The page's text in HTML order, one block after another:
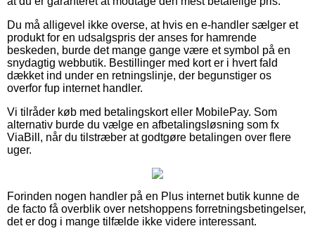
Du må alligevel ikke overse, at hvis en e-handler sælger et
produkt for en udsalgspris der anses for hamrende
beskeden, burde det mange gange være et symbol på en
snydagtig webbutik. Bestillinger med kort er i hvert fald
dækket ind under en retningslinje, der begunstiger os
overfor fup internet handler.
Vi tilråder køb med betalingskort eller MobilePay. Som
alternativ burde du vælge en afbetalingsløsning som fx
ViaBill, når du tilstræber at godtgøre betalingen over flere
uger.
Forinden nogen handler på en Plus internet butik kunne de
de facto få overblik over netshoppens forretningsbetingelser,
det er dog i mange tilfælde ikke videre interessant.